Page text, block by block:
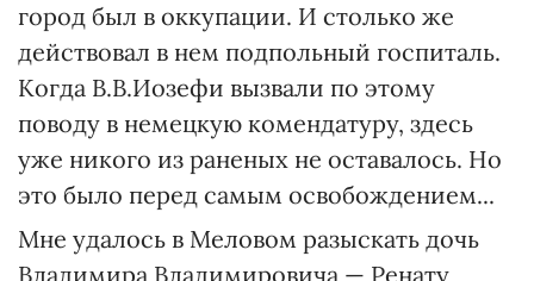
город был в оккупации. И столько же
действовал в нем подпольный госпиталь.
Когда В.В.Иозефи вызвали по этому
поводу в немецкую комендатуру, здесь
уже никого из раненых не оставалось. Но
это было перед самым освобождением...
Мне удалось в Меловом разыскать дочь
Владимира Владимировича — Ренату